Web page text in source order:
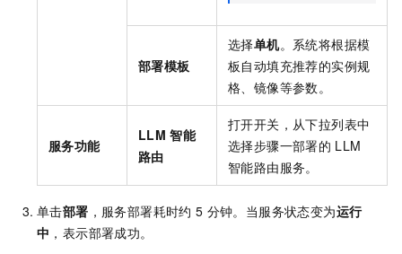
部署模板
选择单机。系统将根据模
板自动填充推荐的实例规
格、镜像等参数。
服务功能
LLM 智能
路由
打开开关，从下拉列表中
选择步骤一部署的 LLM
智能路由服务。
单击部署 ，服务部署耗时约 5 分钟。当服务状态变为运行
中 ，表示部署成功。